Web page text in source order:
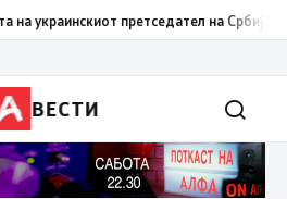
украинскиот претседател на Србија:
ВЕСТИ